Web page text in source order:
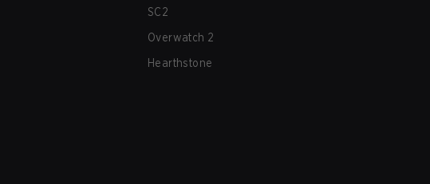
SC2
Overwatch 2
Hearthstone